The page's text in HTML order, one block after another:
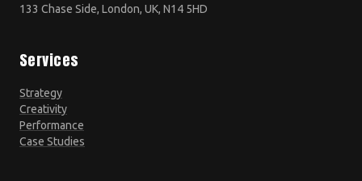
133 Chase Side, London, UK, N14 5HD
Services
Strategy
Creativity
Performance
Case Studies